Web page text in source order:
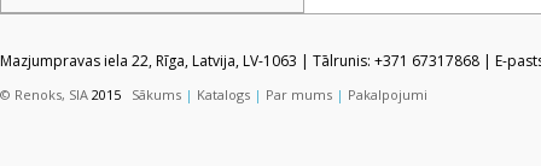
Mazjumpravas iela 22, Rīga, Latvija, LV-1063 | Tālrunis: +371 67317868 | E-
© Renoks, SIA 2015 Sākums | Katalogs | Par mums | Pakalpojumi